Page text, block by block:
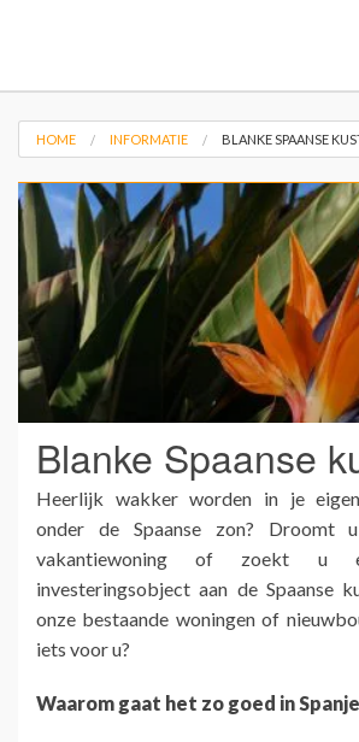
HOME INFORMATIE BLANKE SPAANSE
Blanke Spaanse
Heerlijk wakker worden in je
onder de Spaanse zon? Droomt
vakantiewoning of zoekt u
investeringsobject aan de Spaanse
onze bestaande woningen of
iets voor u?
Waarom gaat het zo goed in